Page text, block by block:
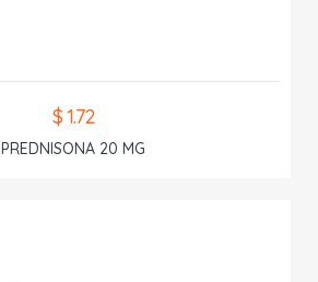
$ 1.72
PREDNISONA 20 MG